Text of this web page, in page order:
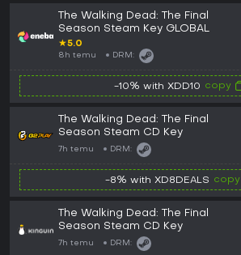
The Walking Dead: The Final
Season Steam Key GLOBAL
★5.0
8h temu DRM:
-10% with XDD10 copy
The Walking Dead: The Final
Season Steam CD Key
7h temu DRM:
-8% with XD8DEALS copy
The Walking Dead: The Final
Season Steam CD Key
7h temu DRM: